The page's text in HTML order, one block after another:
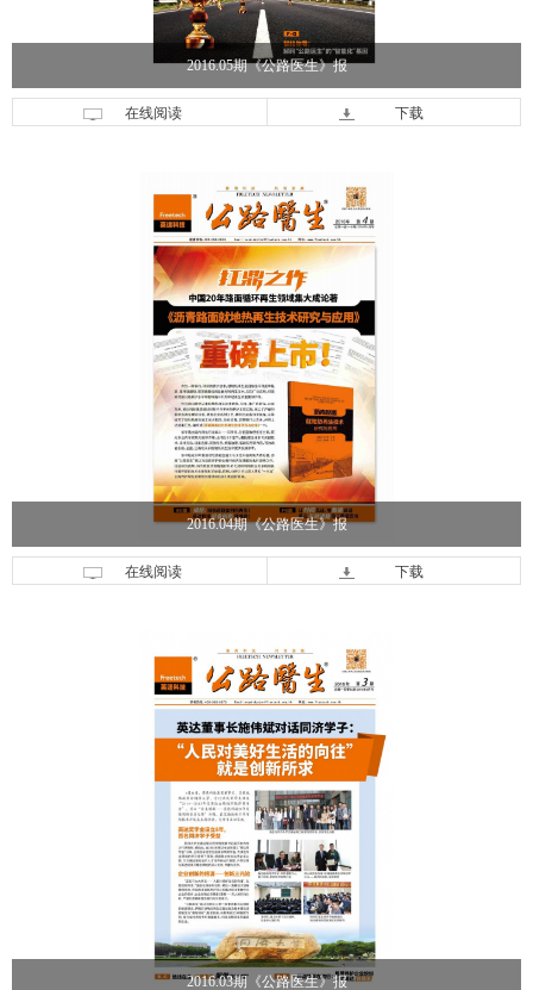
2016.05期《公路医生》报
在线阅读 下载
2016.04期《公路医生》报
在线阅读 下载
2016.03期《公路医生》报